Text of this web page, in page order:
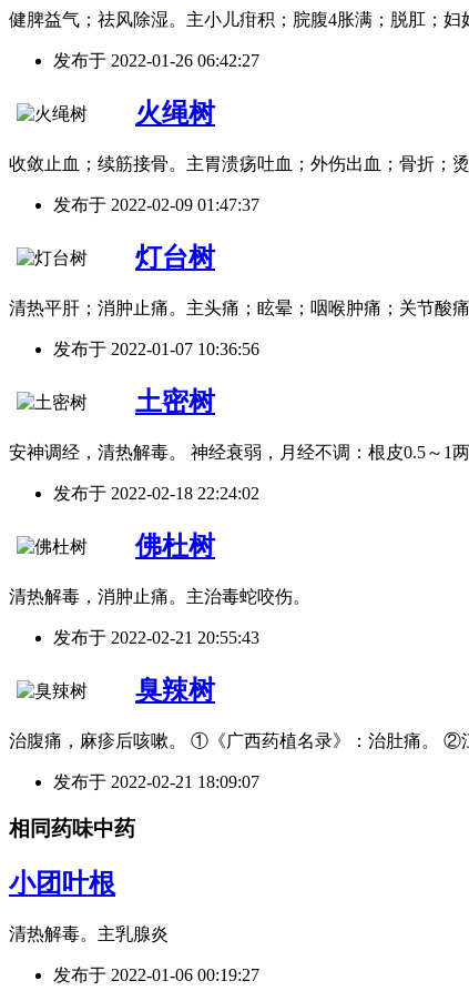
健脾益气；祛风除湿。主小儿疳积；脘腹4胀满；脱肛；妇
发布于 2022-01-26 06:42:27
火绳树
收敛止血；续筋接骨。主胃溃疡吐血；外伤出血；骨折；
发布于 2022-02-09 01:47:37
灯台树
清热平肝；消肿止痛。主头痛；眩晕；咽喉肿痛；关节酸
发布于 2022-01-07 10:36:56
土密树
安神调经，清热解毒。 神经衰弱，月经不调：根皮0.5～1
发布于 2022-02-18 22:24:02
佛杜树
清热解毒，消肿止痛。主治毒蛇咬伤。
发布于 2022-02-21 20:55:43
臭辣树
治腹痛，麻疹后咳嗽。 ①《广西药植名录》：治肚痛。 ②
发布于 2022-02-21 18:09:07
相同药味中药
小团叶根
清热解毒。主乳腺炎
发布于 2022-01-06 00:19:27